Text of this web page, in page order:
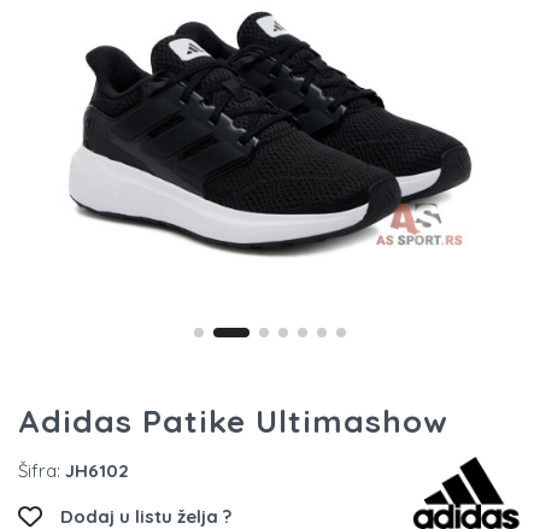
Adidas Patike Ultimashow
Šifra: JH6102
Dodaj u listu želja ?